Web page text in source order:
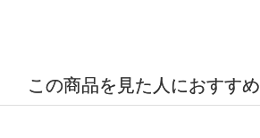
この商品を見た人におすすめ